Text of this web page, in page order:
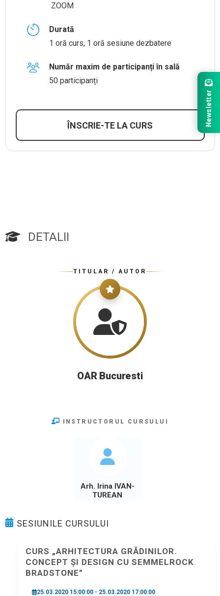
ZOOM
Durată
1 oră curs, 1 oră sesiune dezbatere
Număr maxim de participanți în sală
50 participanți
ÎNSCRIE-TE LA CURS
DETALII
TITULAR / AUTOR
OAR Bucuresti
INSTRUCTORUL CURSULUI
Arh. Irina IVAN-
TUREAN
SESIUNILE CURSULUI
CURS „ARHITECTURA GRĂDINILOR.
CONCEPT ȘI DESIGN CU SEMMELROCK
BRADSTONE”
25.03.2020 15:00:00 - 25.03.2020 17:00:00
Newsletter